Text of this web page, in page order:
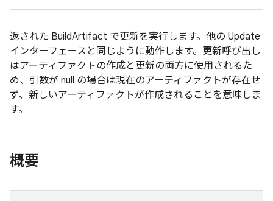
返された BuildArtifact で更新を実行します。他の Update
インターフェースと同じように動作します。更新呼び出し
はアーティファクトの作成と更新の両方に使用されるた
め、引数が null の場合は現在のアーティファクトが存在せ
ず、新しいアーティファクトが作成されることを意味しま
す。
概要